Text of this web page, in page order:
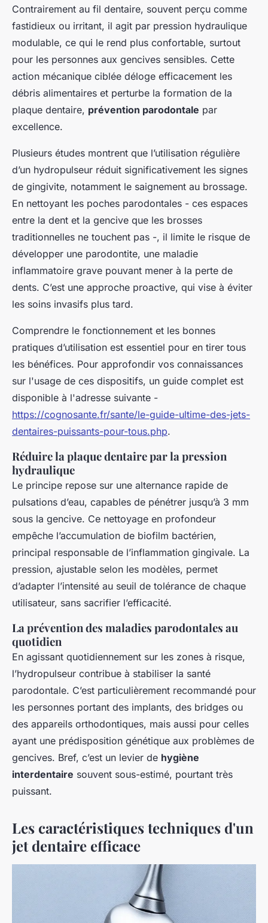
Contrairement au fil dentaire, souvent perçu comme
fastidieux ou irritant, il agit par pression hydraulique
modulable, ce qui le rend plus confortable, surtout
pour les personnes aux gencives sensibles. Cette
action mécanique ciblée déloge efficacement les
débris alimentaires et perturbe la formation de la
plaque dentaire, prévention parodontale par
excellence.
Plusieurs études montrent que l’utilisation régulière
d’un hydropulseur réduit significativement les signes
de gingivite, notamment le saignement au brossage.
En nettoyant les poches parodontales - ces espaces
entre la dent et la gencive que les brosses
traditionnelles ne touchent pas -, il limite le risque de
développer une parodontite, une maladie
inflammatoire grave pouvant mener à la perte de
dents. C’est une approche proactive, qui vise à éviter
les soins invasifs plus tard.
Comprendre le fonctionnement et les bonnes
pratiques d’utilisation est essentiel pour en tirer tous
les bénéfices. Pour approfondir vos connaissances
sur l'usage de ces dispositifs, un guide complet est
disponible à l'adresse suivante -
https://cognosante.fr/sante/le-guide-ultime-des-jets-
dentaires-puissants-pour-tous.php.
Réduire la plaque dentaire par la pression
hydraulique
Le principe repose sur une alternance rapide de
pulsations d’eau, capables de pénétrer jusqu’à 3 mm
sous la gencive. Ce nettoyage en profondeur
empêche l’accumulation de biofilm bactérien,
principal responsable de l’inflammation gingivale. La
pression, ajustable selon les modèles, permet
d’adapter l’intensité au seuil de tolérance de chaque
utilisateur, sans sacrifier l’efficacité.
La prévention des maladies parodontales au
quotidien
En agissant quotidiennement sur les zones à risque,
l’hydropulseur contribue à stabiliser la santé
parodontale. C’est particulièrement recommandé pour
les personnes portant des implants, des bridges ou
des appareils orthodontiques, mais aussi pour celles
ayant une prédisposition génétique aux problèmes de
gencives. Bref, c’est un levier de hygiène
interdentaire souvent sous-estimé, pourtant très
puissant.
Les caractéristiques techniques d'un
jet dentaire efficace